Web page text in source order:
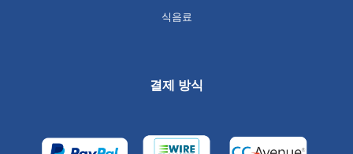
식음료
결제 방식